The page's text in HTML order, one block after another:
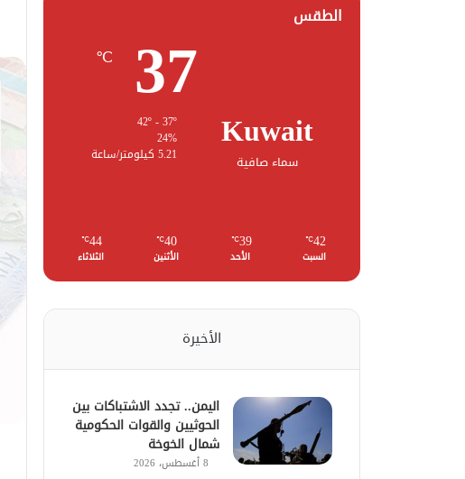
الطقس
Kuwait
سماء صافية
37
℃
42º - 37º
24%
5.21 كيلومتر/ساعة
42
℃
السبت
39
℃
الأحد
40
℃
الأثنين
44
℃
الثلاثاء
الأخيرة
اليمن.. تجدد الاشتباكات بين
الحوثيين والقوات الحكومية
شمال الخوخة
8 أغسطس، 2026